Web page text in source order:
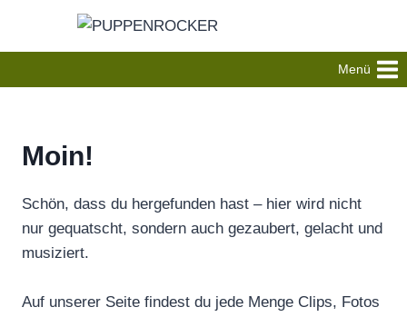
Menü
Moin!
Schön, dass du hergefunden hast – hier wird nicht
nur gequatscht, sondern auch gezaubert, gelacht und
musiziert.
Auf unserer Seite findest du jede Menge Clips, Fotos